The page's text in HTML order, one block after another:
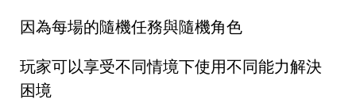
因為每場的隨機任務與隨機角色
玩家可以享受不同情境下使用不同能力解決
困境